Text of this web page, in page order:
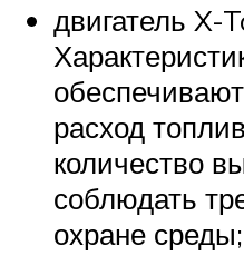
двигатель X-
расход
количество
соблюдать
охране среды;